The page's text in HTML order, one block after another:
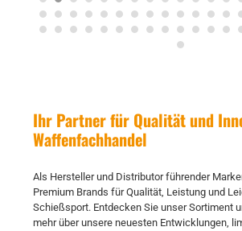
Ihr Partner für Qualität und
Waffenfachhandel
Als Hersteller und Distributor führender
Premium Brands für Qualität, Leistung und
Schießsport. Entdecken Sie unser Sortiment
mehr über unsere neuesten Entwicklungen,